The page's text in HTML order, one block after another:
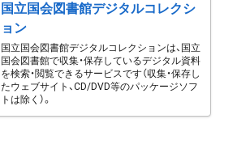
国立国会図書館デジタルコレクシ
ョン
国立国会図書館デジタルコレクションは、国立
国会図書館で収集・保存しているデジタル資料
を検索・閲覧できるサービスです（収集・保存し
たウェブサイト、CD/DVD等のパッケージソフ
トは除く）。